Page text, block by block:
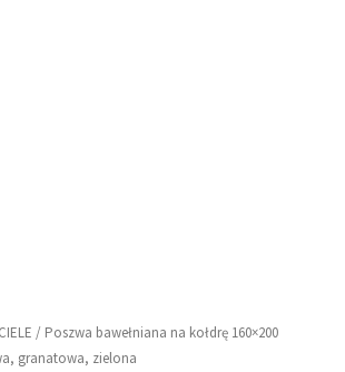
/ Poszwa bawełniana na kołdrę 160×200
granatowa, zielona